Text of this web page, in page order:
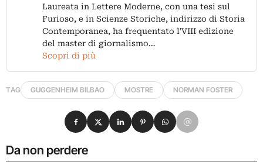
Laureata in Lettere Moderne, con una tesi sul
Furioso, e in Scienze Storiche, indirizzo di Storia
Contemporanea, ha frequentato l'VIII edizione
del master di giornalismo…
Scopri di più
TAG GUGGENHEIM BILBAO MOSTRE NORMAN FOSTER
Da non perdere
Condividi su Facebook
Condividi su X
Condividi su LinkedIn
Condividi su Pinterest
Condividi su WhatsApp
Condividi su Email